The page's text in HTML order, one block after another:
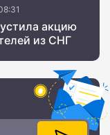
акцию
из СНГ